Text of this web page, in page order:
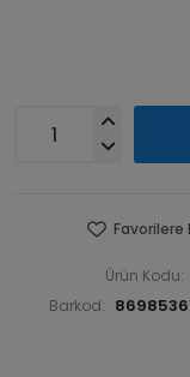
Favorilere
Ürün Kodu:
Barkod: